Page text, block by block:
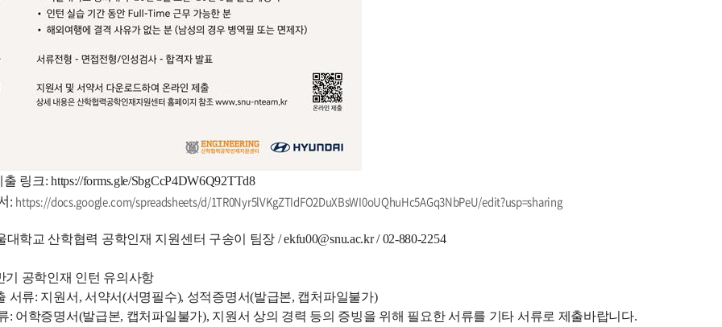
출 링크:https://forms.gle/SbgCcP4DW6Q92TTd8
: https://docs.google.com/spreadsheets/d/1TR0Nyr5lVKgZTIdFO2DuXBsWI0oUQhuHc5AGq3NbPeU/edit?usp=sharing
학교 산학협력 공학인재 지원센터 구송이 팀장 / ekfu00@snu.ac.kr / 02-880-2254
기 공학인재 인턴 유의사항
류: 지원서, 서약서(서명필수), 성적증명서(발급본, 캡처파일불가)
어학증명서(발급본, 캡처파일불가), 지원서 상의 경력 등의 증빙을 위해 필요한 서류를 기타 서류로 제출바랍니다.